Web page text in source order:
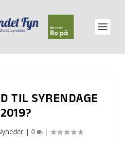
TIL SYRENDAGE
2019?
| 0 |